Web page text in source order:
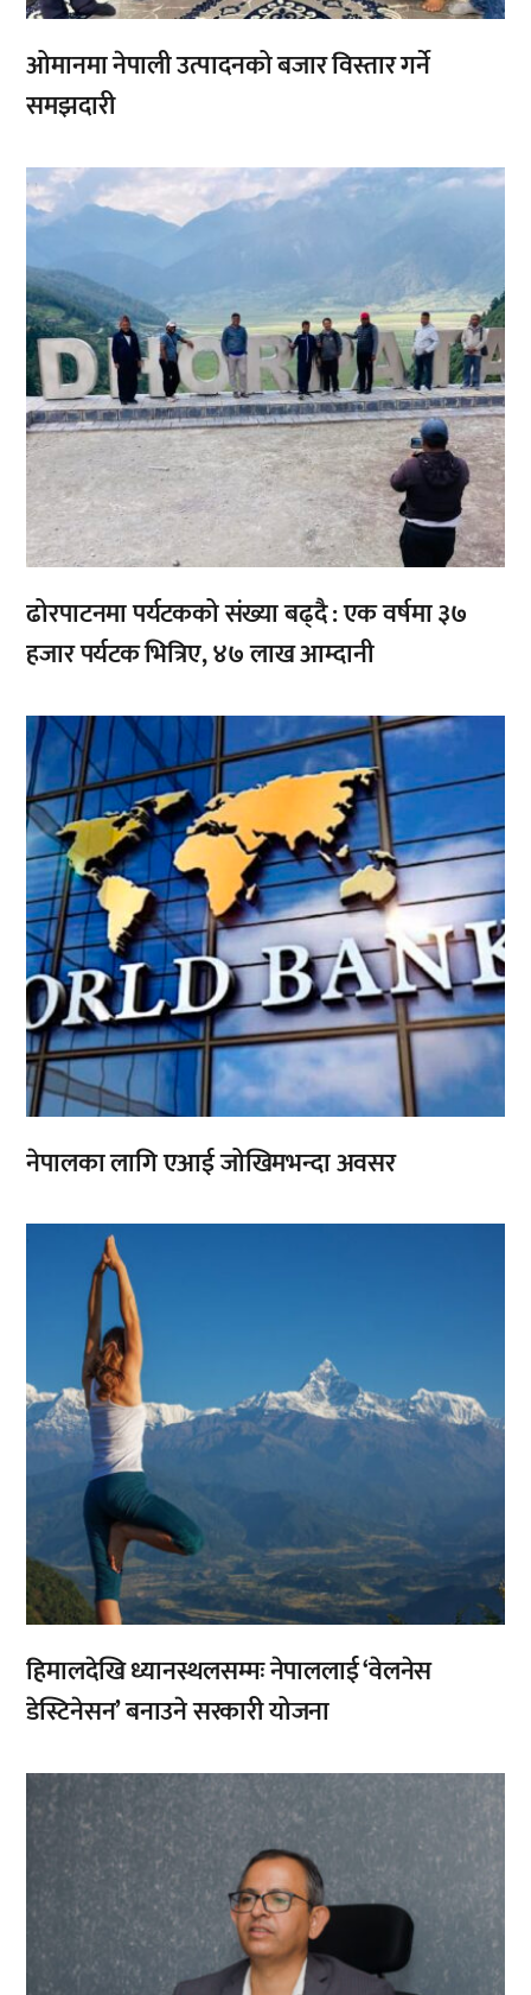
ओमानमा नेपाली उत्पादनको बजार विस्तार गर्ने
समझदारी
,,
ढोरपाटनमा पर्यटकको संख्या बढ्दै : एक वर्षमा ३७
हजार पर्यटक भित्रिए, ४७ लाख आम्दानी
नेपालका लागि एआई जोखिमभन्दा अवसर
हिमालदेखि ध्यानस्थलसम्मः नेपाललाई ‘वेलनेस
डेस्टिनेसन’ बनाउने सरकारी योजना